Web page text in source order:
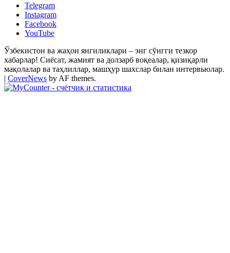
Telegram
Instagram
Facebook
YouTube
Ўзбекистон ва жаҳон янгиликлари – энг сўнгги тезкор
хабарлар! Сиёсат, жамият ва долзарб воқеалар, қизиқарли
мақолалар ва таҳлиллар, машҳур шахслар билан интервьюлар.
| CoverNews by AF themes.